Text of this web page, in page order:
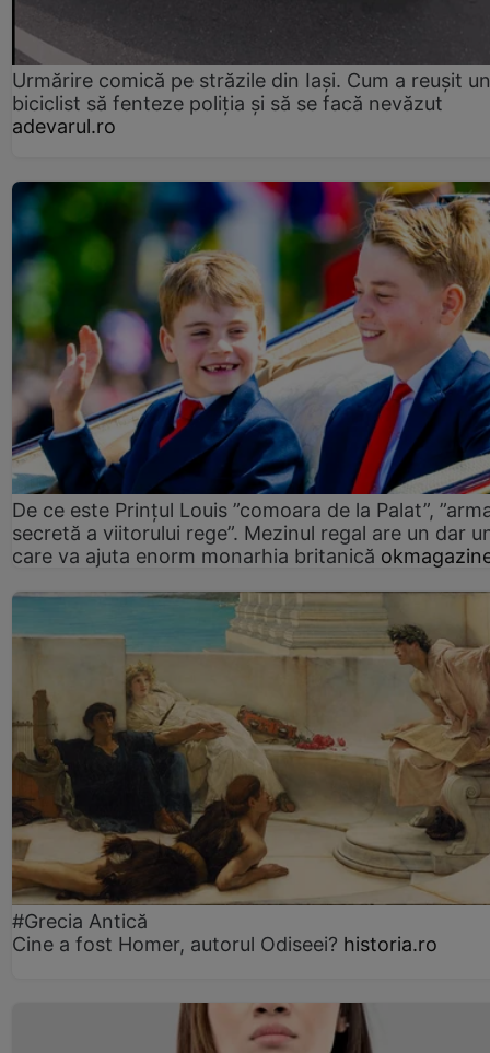
Urmărire comică pe străzile din Iași. Cum a reușit un
biciclist să fenteze poliția și să se facă nevăzut
adevarul.ro
De ce este Prințul Louis ”comoara de la Palat”,
secretă a viitorului rege”. Mezinul regal are un dar
care va ajuta enorm monarhia britanică
#Grecia Antică
Cine a fost Homer, autorul Odiseei? historia.ro